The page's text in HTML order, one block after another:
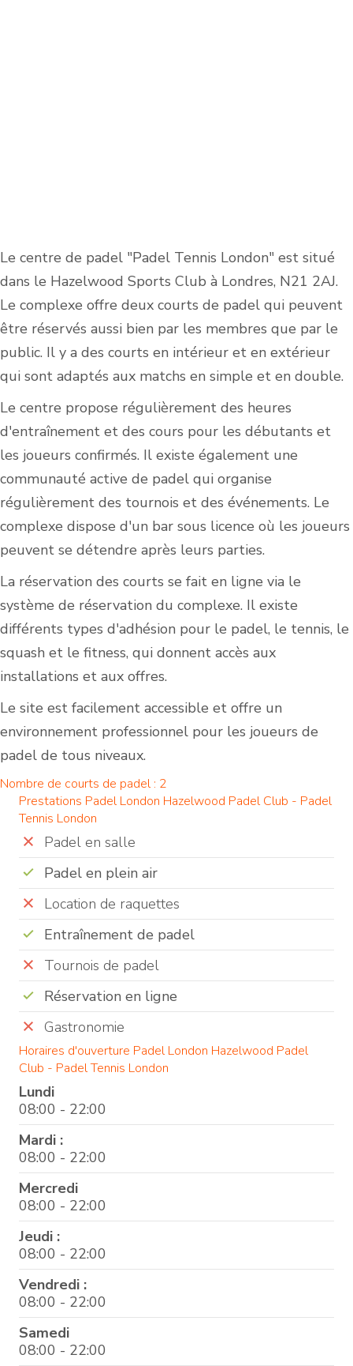
Le centre de padel "Padel Tennis London" est situé
dans le Hazelwood Sports Club à Londres, N21 2AJ.
Le complexe offre deux courts de padel qui peuvent
être réservés aussi bien par les membres que par le
public. Il y a des courts en intérieur et en extérieur
qui sont adaptés aux matchs en simple et en double.
Le centre propose régulièrement des heures
d'entraînement et des cours pour les débutants et
les joueurs confirmés. Il existe également une
communauté active de padel qui organise
régulièrement des tournois et des événements. Le
complexe dispose d'un bar sous licence où les joueurs
peuvent se détendre après leurs parties.
La réservation des courts se fait en ligne via le
système de réservation du complexe. Il existe
différents types d'adhésion pour le padel, le tennis, le
squash et le fitness, qui donnent accès aux
installations et aux offres.
Le site est facilement accessible et offre un
environnement professionnel pour les joueurs de
padel de tous niveaux.
Nombre de courts de padel : 2
Prestations Padel London Hazelwood Padel Club - Padel
Tennis London
Padel en salle
Padel en plein air
Location de raquettes
Entraînement de padel
Tournois de padel
Réservation en ligne
Gastronomie
Horaires d'ouverture Padel London Hazelwood Padel
Club - Padel Tennis London
Lundi
08:00 - 22:00
Mardi :
08:00 - 22:00
Mercredi
08:00 - 22:00
Jeudi :
08:00 - 22:00
Vendredi :
08:00 - 22:00
Samedi
08:00 - 22:00